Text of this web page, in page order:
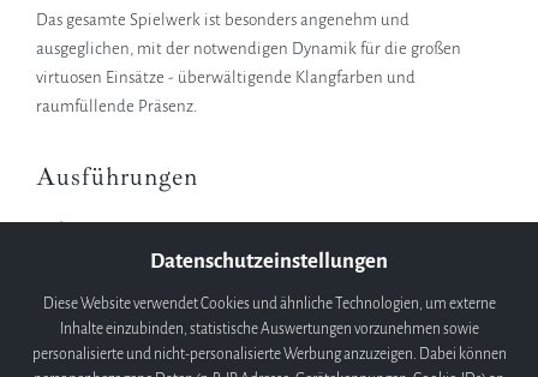
Datenschutzeinstellungen
Diese Website verwendet Cookies und ähnliche Technologien, um externe
Inhalte einzubinden, statistische Auswertungen vorzunehmen sowie
personalisierte und nicht-personalisierte Werbung anzuzeigen. Dabei können
Das gesamte Spielwerk ist besonders angenehm und
ausgeglichen, mit der notwendigen Dynamik für die großen
virtuosen Einsätze - überwältigende Klangfarben und
raumfüllende Präsenz.
Ausführungen
Schwarz poliert